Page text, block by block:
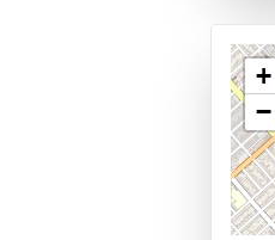
+
−